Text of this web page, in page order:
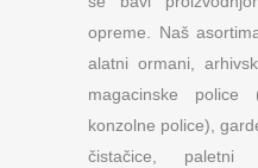
opreme. Naš
alatni ormani,
magacinske
konzolne police),
čistačice, paletni